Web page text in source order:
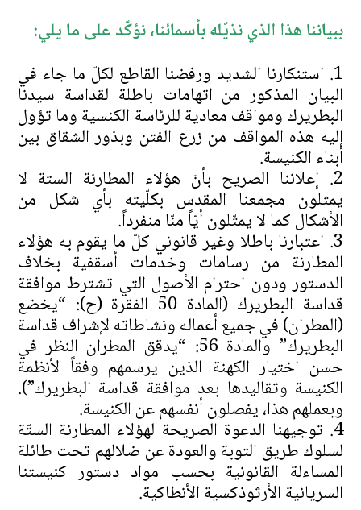
ببياننا هذا الذي نذيّله بأسمائنا، نؤكّد على ما يلي:
استنكارنا الشديد ورفضنا القاطع لكلّ ما جاء في
البيان المذكور من اتهامات باطلة لقداسة سيدنا
البطريرك ومواقف معادية للرئاسة الكنسية وما تؤول
إليه هذه المواقف من زرع الفتن وبذور الشقاق بين
أبناء الكنيسة.
إعلاننا الصريح بأنّ هؤلاء المطارنة الستة لا
يمثلون مجمعنا المقدس بكلّيته بأي شكل من
الأشكال كما لا يمثّلون أيّاً منّا منفرداً.
اعتبارنا باطلا وغير قانوني كلّ ما يقوم به هؤلاء
المطارنة من رسامات وخدمات أسقفية بخلاف
الدستور ودون احترام الأصول التي تشترط موافقة
قداسة البطريرك (المادة 50 الفقرة (ح): “يخضع
(المطران) في جميع أعماله ونشاطاته لإشراف قداسة
البطريرك” والمادة 56: “يدقق المطران النظر في
حسن اختيار الكهنة الذين يرسمهم وفقاً لأنظمة
الكنيسة وتقاليدها بعد موافقة قداسة البطريرك”).
وبعملهم هذا، يفصلون أنفسهم عن الكنيسة.
توجيهنا الدعوة الصريحة لهؤلاء المطارنة الستّة
لسلوك طريق التوبة والعودة عن ضلالهم تحت طائلة
المساءلة القانونية بحسب مواد دستور كنيستنا
السريانية الأرثوذكسية الأنطاكية.